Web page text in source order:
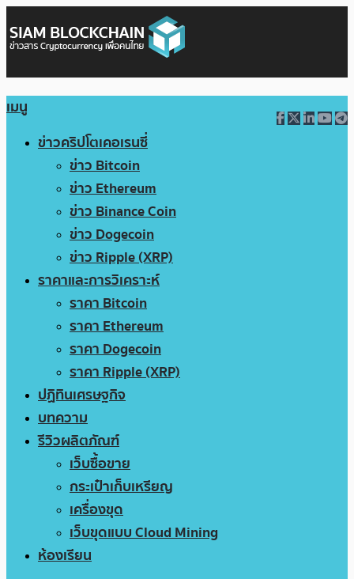
เมนู
ข่าวคริปโตเคอเรนซี่
ข่าว Bitcoin
ข่าว Ethereum
ข่าว Binance Coin
ข่าว Dogecoin
ข่าว Ripple (XRP)
ราคาและการวิเคราะห์
ราคา Bitcoin
ราคา Ethereum
ราคา Dogecoin
ราคา Ripple (XRP)
ปฏิทินเศรษฐกิจ
บทความ
รีวิวผลิตภัณฑ์
เว็บซื้อขาย
กระเป๋าเก็บเหรียญ
เครื่องขุด
เว็บขุดแบบ Cloud Mining
ห้องเรียน